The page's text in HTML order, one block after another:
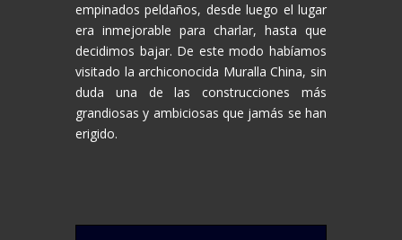
empinados peldaños, desde luego el lugar
era inmejorable para charlar, hasta que
decidimos bajar. De este modo habíamos
visitado la archiconocida Muralla China, sin
duda una de las construcciones más
grandiosas y ambiciosas que jamás se han
erigido.